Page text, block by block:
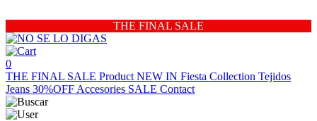
THE FINAL SALE
0
THE FINAL SALE Product NEW IN Fiesta Collection Tejidos
Jeans 30%OFF Accesories SALE Contact